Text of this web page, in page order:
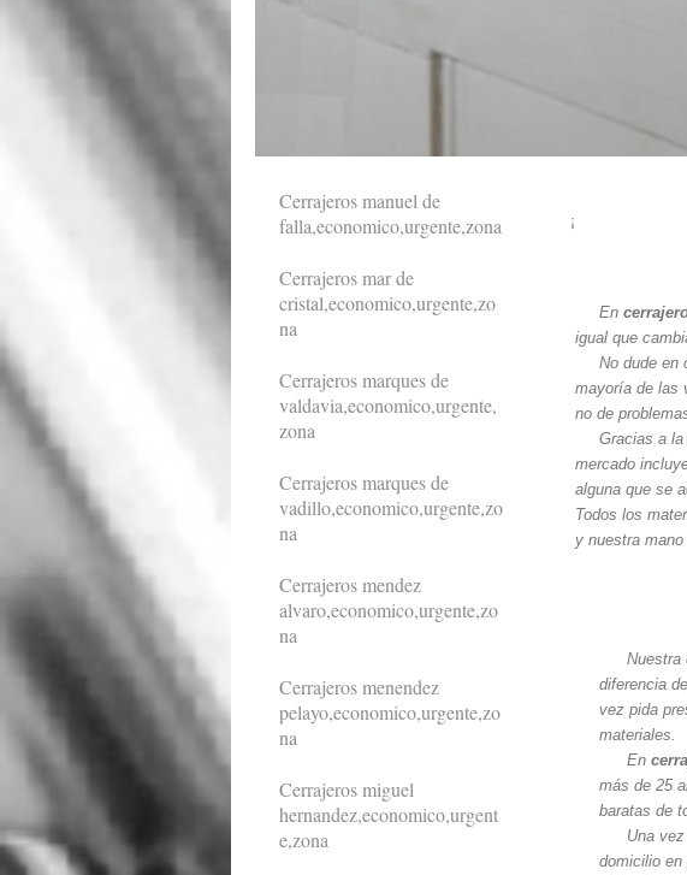
¡
En
igual que
No dude en
mayoría de las
no de
Gracias a
mercado
alguna que se
Todos los
y nuestra
Nuestra
diferencia
vez pida
materiales.
En
más de 25
baratas de
Una
domicilio en
Cerrajeros manuel de
falla,economico,urgente,zona
Cerrajeros mar de
cristal,economico,urgente,zo
na
Cerrajeros marques de
valdavia,economico,urgente,
zona
Cerrajeros marques de
vadillo,economico,urgente,zo
na
Cerrajeros mendez
alvaro,economico,urgente,zo
na
Cerrajeros menendez
pelayo,economico,urgente,zo
na
Cerrajeros miguel
hernandez,economico,urgent
e,zona